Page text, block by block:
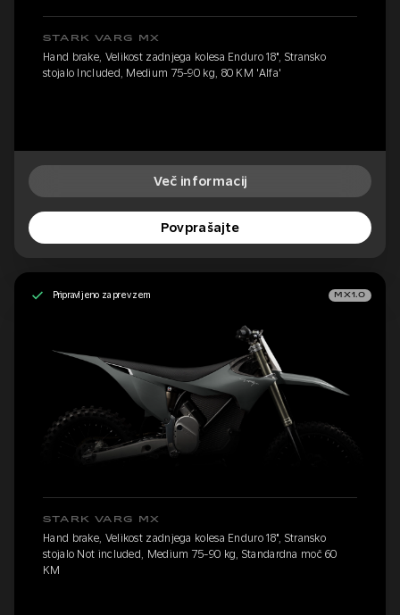
STARK VARG MX
Hand brake, Velikost zadnjega kolesa Enduro 18", Stransko
stojalo Included, Medium 75-90 kg, 80 KM 'Alfa'
Več informacij
Povprašajte
Pripravljeno za prevzem MX1.0
STARK VARG MX
Hand brake, Velikost zadnjega kolesa Enduro 18", Stransko
stojalo Not included, Medium 75-90 kg, Standardna moč 60
KM